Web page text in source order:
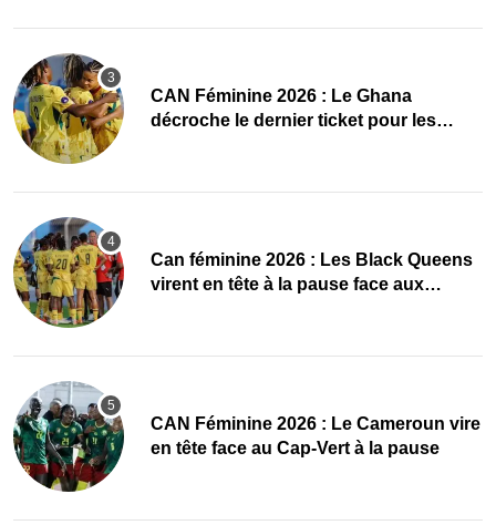
CAN Féminine 2026 : Le Ghana
décroche le dernier ticket pour les
‎Can féminine 2026 : Les Black Queens
virent en tête à la pause face aux
CAN Féminine 2026 : Le Cameroun vire
en tête face au Cap-Vert à la pause